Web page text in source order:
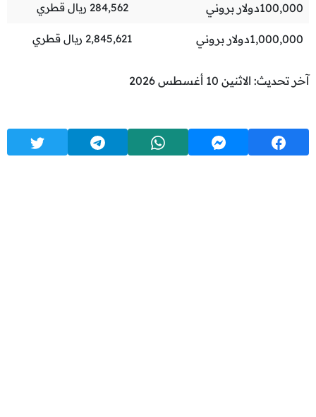
100,000دولار بروني 284,562 ريال قطري
1,000,000دولار بروني 2,845,621 ريال قطري
آخر تحديث: الاثنين 10 أغسطس 2026